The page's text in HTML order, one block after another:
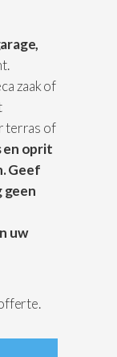
zaak of
terras of
en oprit
Geef
geen
uw